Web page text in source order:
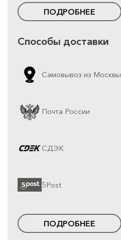
ПОДРОБНЕЕ
Способы доставки
Самовывоз из Москвы
Почта России
СДЭК
5Post
ПОДРОБНЕЕ